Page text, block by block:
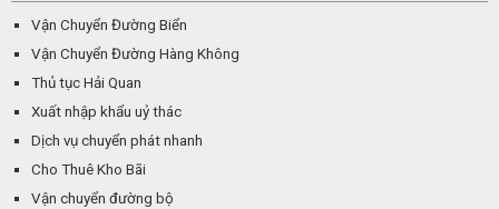
Vận Chuyển Đường Biển
Vận Chuyển Đường Hàng Không
Thủ tục Hải Quan
Xuất nhập khẩu uỷ thác
Dịch vụ chuyển phát nhanh
Cho Thuê Kho Bãi
Vận chuyển đường bộ